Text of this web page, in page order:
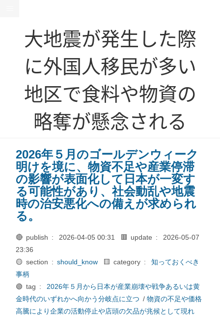
大地震が発生した際
に外国人移民が多い
地区で食料や物資の
略奪が懸念される
2026年５月のゴールデンウィーク
明けを境に、物資不足や産業停滞
の影響が表面化して日本が一変す
る可能性があり、社会動乱や地震
時の治安悪化への備えが求められ
る。
🔴 publish : 2026-04-05 00:31 🟥 update :
2026-05-07
23:36
🟡 section : should_know 🟨 category :
知っておくべき
事柄
🟢 tag :
2026年５月から日本が産業崩壊や戦争あるいは黄
金時代のいずれかへ向かう分岐点に立つ / 物資の不足や価格
高騰により企業の活動停止や店頭の欠品が兆候として現れ